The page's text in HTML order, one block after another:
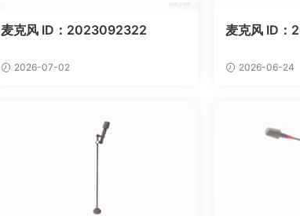
麦克风 ID：2023092322
2026-07-02
麦克风 ID：
2026-06-24